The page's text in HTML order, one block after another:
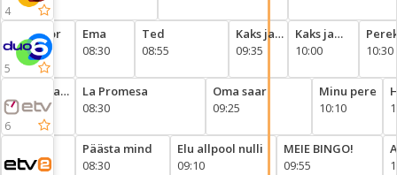
4
5
6
Kontor
08:05
Ema
08:30
Ted
08:55
Kaks ja
pool
09:35
Kaks ja
pool meest
10:00
lõks
10:30
Häälega
merele
08:00
La Promesa
08:30
Oma saar
09:25
Minu pere
10:10
Päästa mind
08:30
Elu allpool nulli
09:10
MEIE BINGO!
09:55